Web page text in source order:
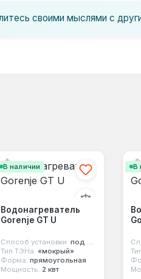
своими мыслями с
В наличии
Водонагреватель
Gorenje GT U
Способ установки: под мойку
Тип ТЭНа: «мокрый»
Форма: прямоугольная
Мощность: 2 квт
В